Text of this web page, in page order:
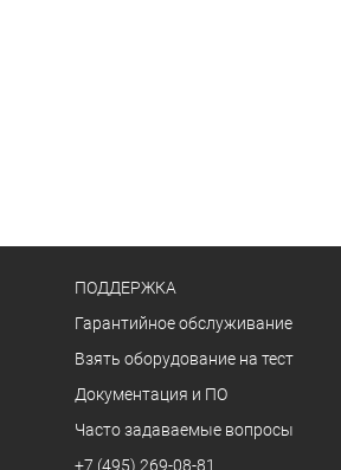
ПОДДЕРЖКА
Гарантийное обслуживание
Взять оборудование на тест
Документация и ПО
Часто задаваемые вопросы
+7 (495) 269-08-81